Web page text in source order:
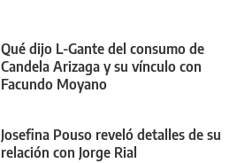
Qué dijo L-Gante del consumo de
Candela Arizaga y su vínculo con
Facundo Moyano
Josefina Pouso reveló detalles de su
relación con Jorge Rial